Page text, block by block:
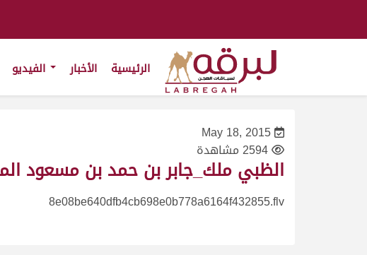
الرئيسية الأخبار
May 18, 2015
2594 مشاهدة
الظبي ملك_جابر بن حمد بن مسعود
8e08be640dfb4cb698e0b778a6164f432855.flv